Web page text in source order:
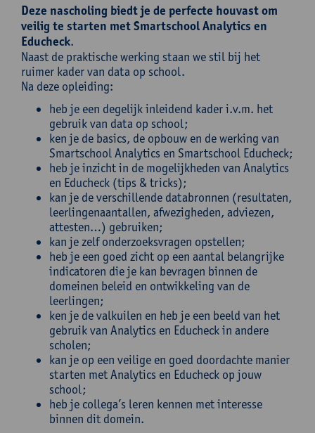
Deze nascholing biedt je de perfecte houvast om
veilig te starten met Smartschool Analytics en
Educheck.
Naast de praktische werking staan we stil bij het
ruimer kader van data op school.
Na deze opleiding:
heb je een degelijk inleidend kader i.v.m. het
gebruik van data op school;
ken je de basics, de opbouw en de werking van
Smartschool Analytics en Smartschool Educheck;
heb je inzicht in de mogelijkheden van Analytics
en Educheck (tips & tricks);
kan je de verschillende databronnen (resultaten,
leerlingenaantallen, afwezigheden, adviezen,
attesten…) gebruiken;
kan je zelf onderzoeksvragen opstellen;
heb je een goed zicht op een aantal belangrijke
indicatoren die je kan bevragen binnen de
domeinen beleid en ontwikkeling van de
leerlingen;
ken je de valkuilen en heb je een beeld van het
gebruik van Analytics en Educheck in andere
scholen;
kan je op een veilige en goed doordachte manier
starten met Analytics en Educheck op jouw
school;
heb je collega’s leren kennen met interesse
binnen dit domein.